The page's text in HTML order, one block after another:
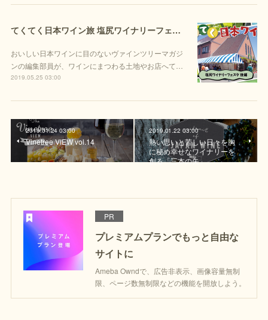
てくてく日本ワイン旅 塩尻ワイナリーフェスタ後編
おいしい日本ワインに目のないヴァインツリーマガジ
ンの編集部員が、ワインにまつわる土地やお店へて…
2019.05.25 03:00
2019.01.24 03:00
Vinetree VIEW vol.14
2019.01.22 03:00
熱い思いと苦しい日々を胸
に秘め幸せなワイナリーを
創る「三本の矢」
PR
プレミアムプランでもっと自由な
サイトに
Ameba Owndで、広告非表示、画像容量無制
限、ページ数無制限などの機能を開放しよう。